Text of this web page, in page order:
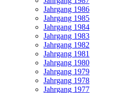
Jahrgang 1986
Jahrgang 1985
Jahrgang 1984
Jahrgang 1983
Jahrgang 1982
Jahrgang 1981
Jahrgang 1980
Jahrgang 1979
Jahrgang 1978
Jahrgang 1977